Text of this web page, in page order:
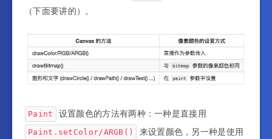
（下面要讲的）。
Paint 设置颜色的方法有两种：一种是直接用
Paint.setColor/ARGB() 来设置颜色，另一种是使用